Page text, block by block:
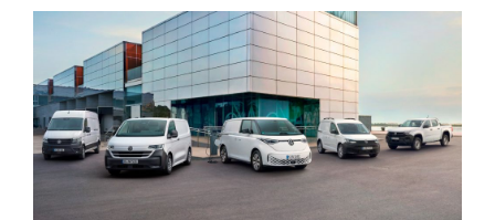
CALIFORNIA
VÆRKSTED
SKADECENTER